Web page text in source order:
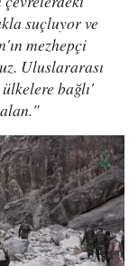
suçluyor ve
mezhepçi
Uluslararası
bağlı'